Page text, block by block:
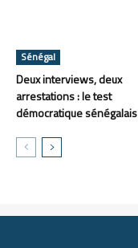
Sénégal
Deux interviews, deux
arrestations : le test
démocratique sénégalais